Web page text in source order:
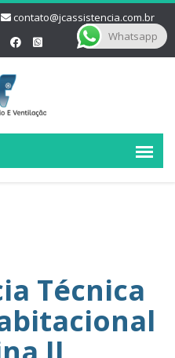
contato@jcassistencia.com.br
Técnica
Whatsapp